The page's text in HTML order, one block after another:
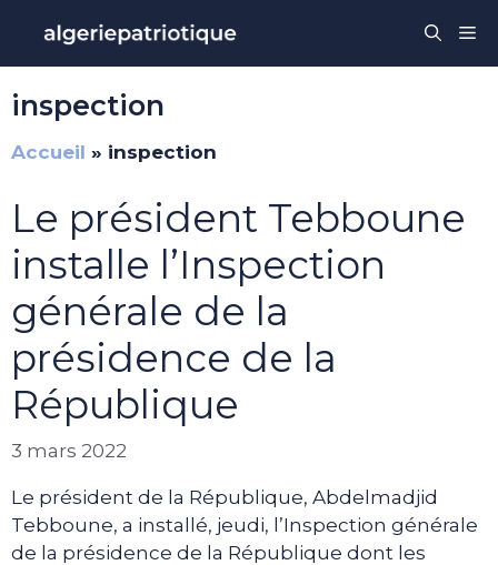
contenu
inspection
Accueil » inspection
Le président Tebboune
installe l’Inspection
générale de la
présidence de la
République
3 mars 2022
Le président de la République, Abdelmadjid
Tebboune, a installé, jeudi, l’Inspection générale
de la présidence de la République dont les